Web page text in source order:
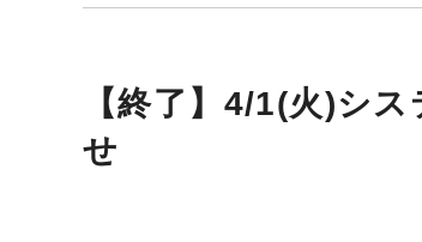
【終了】4/1(火)シ
せ